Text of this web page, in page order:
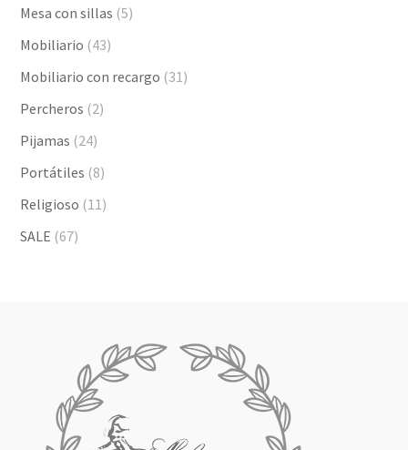
Mesa con sillas (5)
Mobiliario (43)
Mobiliario con recargo (31)
Percheros (2)
Pijamas (24)
Portátiles (8)
Religioso (11)
SALE (67)